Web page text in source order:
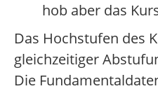
hob aber das
Das Hochstufen des
gleichzeitiger
Die